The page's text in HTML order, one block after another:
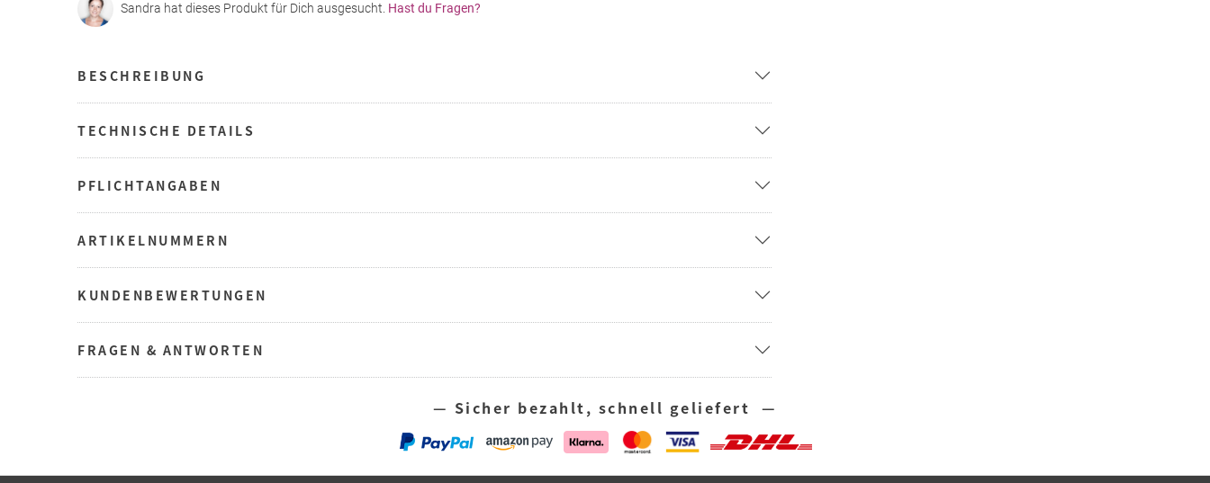
Sandra hat dieses Produkt für Dich ausgesucht. Hast du Fragen?
BESCHREIBUNG
TECHNISCHE DETAILS
PFLICHTANGABEN
ARTIKELNUMMERN
KUNDENBEWERTUNGEN
FRAGEN & ANTWORTEN
— Sicher bezahlt, schnell geliefert —